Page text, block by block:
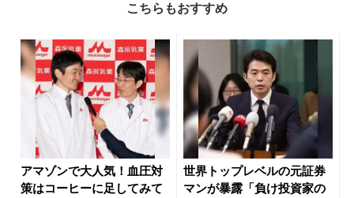
こちらもおすすめ
アマゾンで大人気！血圧対
策はコーヒーに足してみて
世界トップレベルの元証券
マンが暴露「負け投資家の